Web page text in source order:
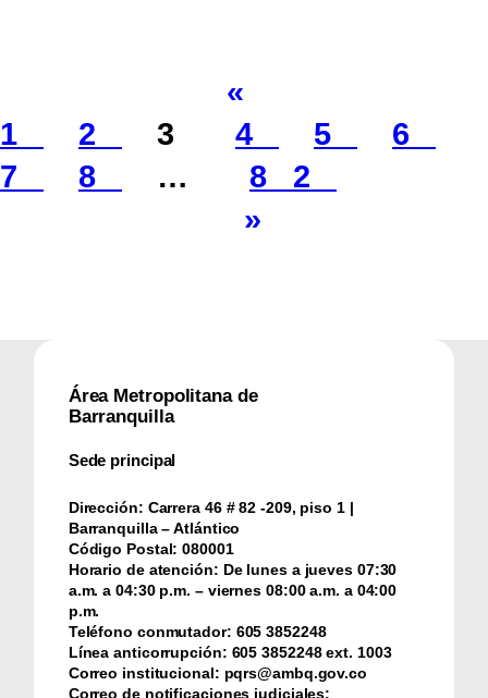
«
1
2 3 4 5
6
7
8 …
82
»
Área Metropolitana de
Barranquilla
Sede principal
Dirección: Carrera 46 # 82 -209, piso 1 |
Barranquilla – Atlántico
Código Postal: 080001
Horario de atención: De lunes a jueves 07:30
a.m. a 04:30 p.m. – viernes 08:00 a.m. a 04:00
p.m.
Teléfono conmutador: ‪605 3852248
Línea anticorrupción: ‪605 3852248 ext. 1003
Correo institucional: pqrs@ambq.gov.co
Correo de notificaciones judiciales: